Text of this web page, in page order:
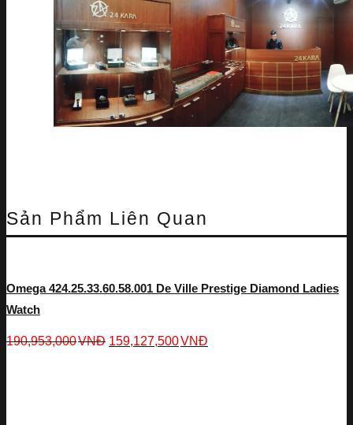
Sản Phẩm Liên Quan
Omega 424.25.33.60.58.001 De Ville Prestige Diamond Ladies
Watch
190,953,000VNĐ 159,127,500VNĐ